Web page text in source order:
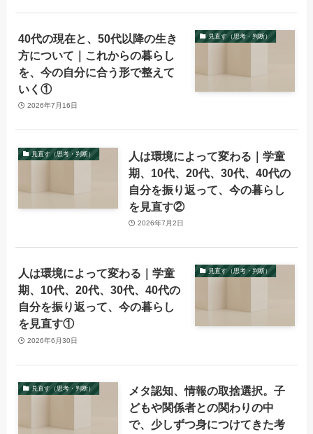
見直す（思考・判断）
40代の現在と、50代以降の生き
方について｜これからの暮らし
を、今の自分に合う形で整えて
いく①
2026年7月16日
見直す（思考・判断）
人は環境によって変わる｜学童
期、10代、20代、30代、40代の
自分を振り返って、今の暮らし
を見直す②
2026年7月2日
見直す（思考・判断）
人は環境によって変わる｜学童
期、10代、20代、30代、40代の
自分を振り返って、今の暮らし
を見直す①
2026年6月30日
見直す（思考・判断）
メタ認知、情報の取捨選択。子
どもや関係者との関わりの中
で、少しずつ身につけてきた考